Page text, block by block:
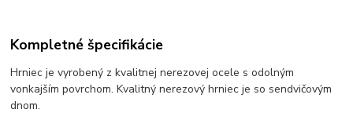
Kompletné špecifikácie
Hrniec je vyrobený z kvalitnej nerezovej ocele s odolným
vonkajším povrchom. Kvalitný nerezový hrniec je so sendvičovým
dnom.